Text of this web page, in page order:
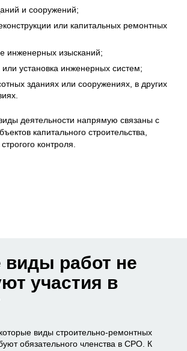
и сооружений;
или капитальных ремонтных
инженерных изысканий;
или установка инженерных систем;
зданиях или сооружениях, в других
деятельности напрямую связаны с
капитального строительства,
контроля.
виды работ не
участия в
виды строительно-ремонтных
обязательного членства в СРО. К